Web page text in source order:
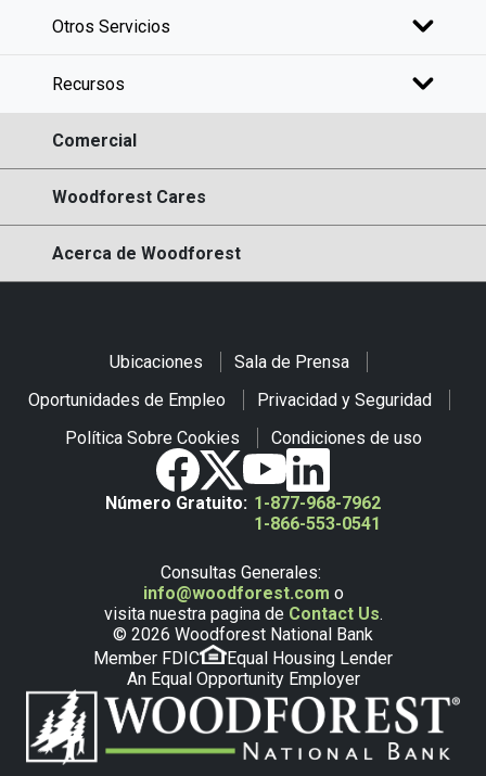
Otros Servicios
Recursos
Comercial
Woodforest Cares
Acerca de Woodforest
Ubicaciones
Sala de Prensa
Oportunidades de Empleo
Privacidad y Seguridad
Política Sobre Cookies
Condiciones de uso
Número Gratuito: 1-877-968-7962
1-866-553-0541
Consultas Generales:
info@woodforest.com o
visita nuestra pagina de Contact Us.
© 2026 Woodforest National Bank
Member FDIC
Equal Housing Lender
An Equal Opportunity Employer